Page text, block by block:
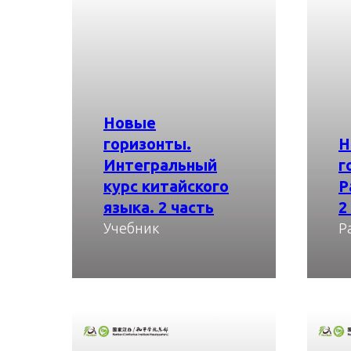
Новые
горизонты.
Интегральный
курс китайского
языка. 2 часть
Учебник
2